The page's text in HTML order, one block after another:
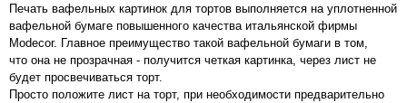
Печать вафельных картинок для тортов выполняется на уплотненной
вафельной бумаге повышенного качества итальянской фирмы
Modecor. Главное преимущество такой вафельной бумаги в том,
что она не прозрачная - получится четкая картинка, через лист не
будет просвечиваться торт.
Просто положите лист на торт, при необходимости предварительно